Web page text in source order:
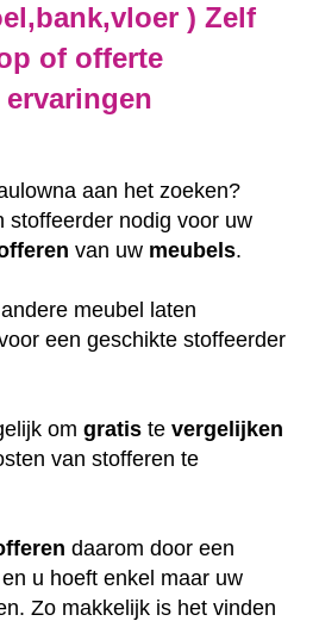
) Zelf
of offerte
aan het zoeken?
stoffeerder nodig voor uw
van uw meubels.
meubel laten
een geschikte stoffeerder
om gratis te vergelijken
van stofferen te
daarom door een
u hoeft enkel maar uw
Zo makkelijk is het vinden